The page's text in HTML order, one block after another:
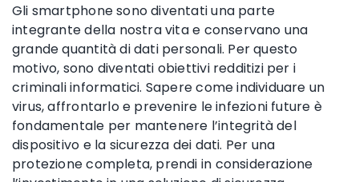
Gli smartphone sono diventati una parte
integrante della nostra vita e conservano una
grande quantità di dati personali. Per questo
motivo, sono diventati obiettivi redditizi per i
criminali informatici. Sapere come individuare un
virus, affrontarlo e prevenire le infezioni future è
fondamentale per mantenere l’integrità del
dispositivo e la sicurezza dei dati. Per una
protezione completa, prendi in considerazione